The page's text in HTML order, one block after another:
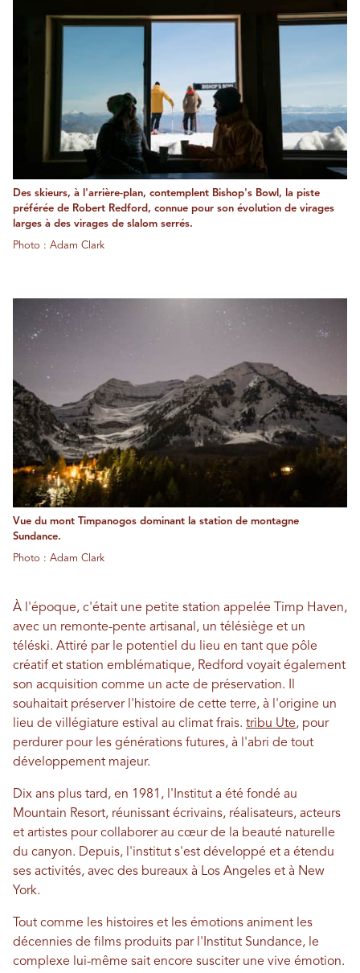
Des skieurs, à l'arrière-plan, contemplent Bishop's Bowl, la piste
préférée de Robert Redford, connue pour son évolution de virages
larges à des virages de slalom serrés.
Photo : Adam Clark
Vue du mont Timpanogos dominant la station de montagne
Sundance.
Photo : Adam Clark
À l'époque, c'était une petite station appelée Timp Haven,
avec un remonte-pente artisanal, un télésiège et un
téléski. Attiré par le potentiel du lieu en tant que pôle
créatif et station emblématique, Redford voyait également
son acquisition comme un acte de préservation. Il
souhaitait préserver l'histoire de cette terre, à l'origine un
lieu de villégiature estival au climat frais. tribu Ute, pour
perdurer pour les générations futures, à l'abri de tout
développement majeur.
Dix ans plus tard, en 1981, l'Institut a été fondé au
Mountain Resort, réunissant écrivains, réalisateurs, acteurs
et artistes pour collaborer au cœur de la beauté naturelle
du canyon. Depuis, l'institut s'est développé et a étendu
ses activités, avec des bureaux à Los Angeles et à New
York.
Tout comme les histoires et les émotions animent les
décennies de films produits par l'Institut Sundance, le
complexe lui-même sait encore susciter une vive émotion.